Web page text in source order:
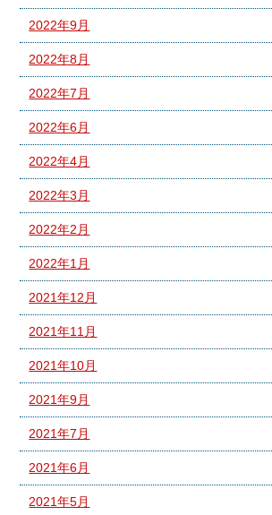
2022年9月
2022年8月
2022年7月
2022年6月
2022年4月
2022年3月
2022年2月
2022年1月
2021年12月
2021年11月
2021年10月
2021年9月
2021年7月
2021年6月
2021年5月